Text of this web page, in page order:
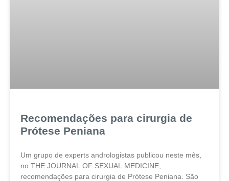
Recomendações para cirurgia de
Prótese Peniana
Um grupo de experts andrologistas publicou neste mês,
no THE JOURNAL OF SEXUAL MEDICINE,
recomendações para cirurgia de Prótese Peniana. São